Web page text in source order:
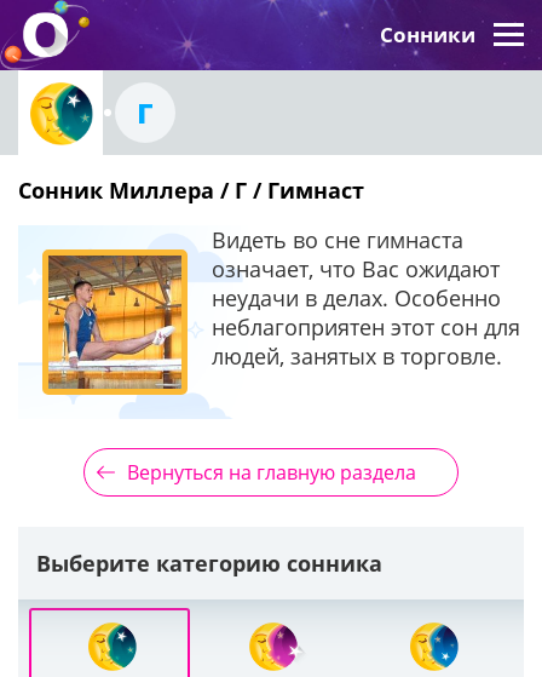
Сонники
Г
Сонник Миллера / Г / Гимнаст
Видеть во сне гимнаста
означает, что Вас ожидают
неудачи в делах. Особенно
неблагоприятен этот сон для
людей, занятых в торговле.
Вернуться на главную раздела
Выберите категорию сонника